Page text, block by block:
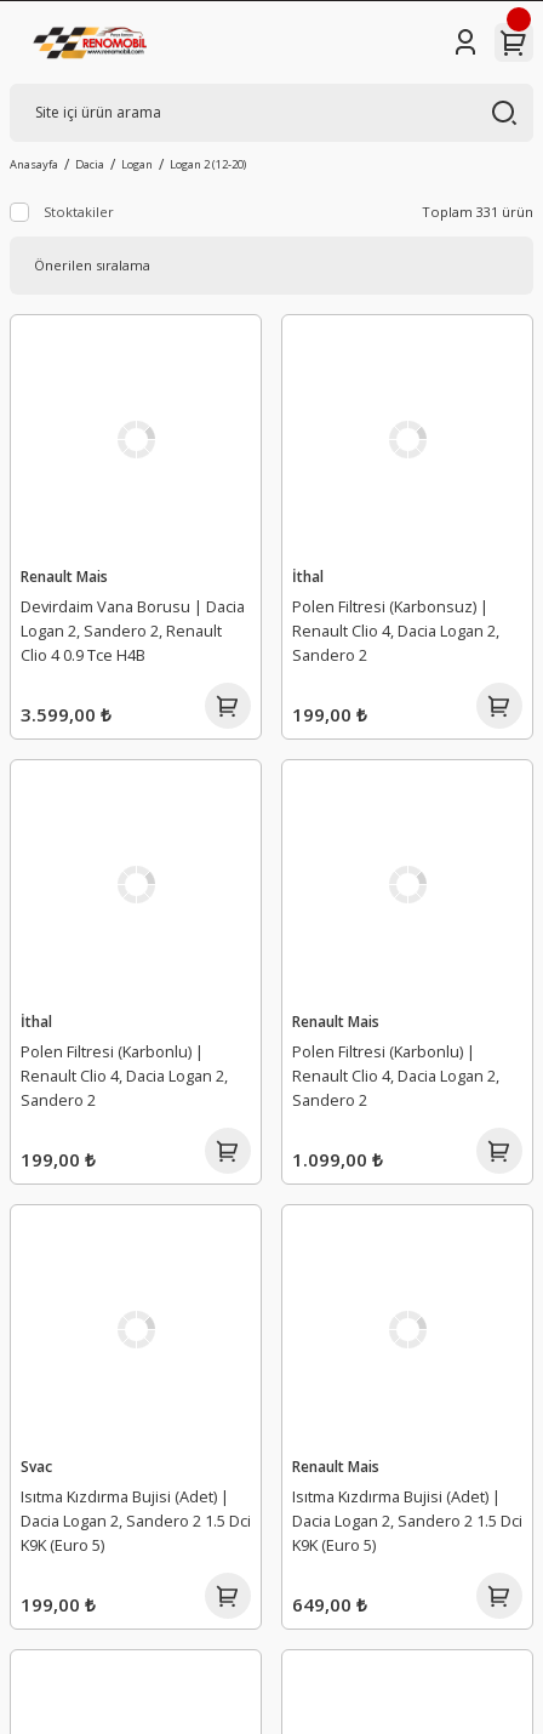
Anasayfa Dacia Logan Logan 2 (12-20)
Stoktakiler Toplam 331 ürün
Renault Mais
Devirdaim Vana Borusu | Dacia
Logan 2, Sandero 2, Renault
Clio 4 0.9 Tce H4B
3.599,00 ₺
İthal
Polen Filtresi (Karbonsuz) |
Renault Clio 4, Dacia Logan 2,
Sandero 2
199,00 ₺
İthal
Polen Filtresi (Karbonlu) |
Renault Clio 4, Dacia Logan 2,
Sandero 2
199,00 ₺
Renault Mais
Polen Filtresi (Karbonlu) |
Renault Clio 4, Dacia Logan 2,
Sandero 2
1.099,00 ₺
Svac
Isıtma Kızdırma Bujisi (Adet) |
Dacia Logan 2, Sandero 2 1.5 Dci
K9K (Euro 5)
199,00 ₺
Renault Mais
Isıtma Kızdırma Bujisi (Adet) |
Dacia Logan 2, Sandero 2 1.5 Dci
K9K (Euro 5)
649,00 ₺